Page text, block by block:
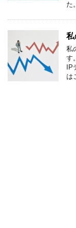
た
私
私
す
は